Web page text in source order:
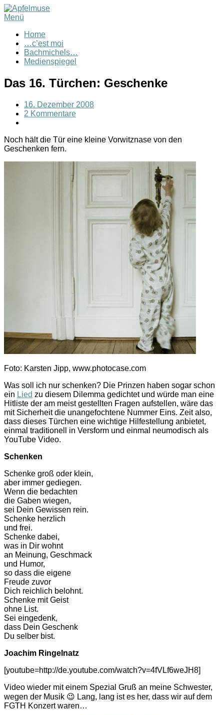
Menü
Home
…c’est moi
Bachmichels…
Medienspiegel
Das 16. Türchen: Geschenke
16. Dezember 2008
2 Kommentare
Noch hält die Tür eine kleine Vorwitznase von den
Geschenken fern.
Foto: Karsten Jipp, www.photocase.com
Was soll ich nur schenken? Die Prinzen haben sogar schon
ein Lied zu diesem Dilemma gedichtet und würde man eine
Hitliste der am meist gestellten Fragen aufstellen, wäre das
mit Sicherheit die unangefochtene Nummer Eins. Zeit also,
dass dieses Türchen eine wichtige Hilfestellung anbietet,
einmal traditionell in Versform und einmal neumodisch als
YouTube Video.
Schenken
Schenke groß oder klein,
aber immer gediegen.
Wenn die bedachten
die Gaben wiegen,
sei Dein Gewissen rein.
Schenke herzlich
und frei.
Schenke dabei,
was in Dir wohnt
an Meinung, Geschmack
und Humor,
so dass die eigene
Freude zuvor
Dich reichlich belohnt.
Schenke mit Geist
ohne List.
Sei eingedenk,
dass Dein Geschenk
Du selber bist.
Joachim Ringelnatz
[youtube=http://de.youtube.com/watch?v=4fVLf6weJH8]
Video wieder mit einem Spezial Gruß an meine Schwester,
wegen der Musik 😉 Lang, lang ist es her, dass wir auf dem
FGTH Konzert waren…